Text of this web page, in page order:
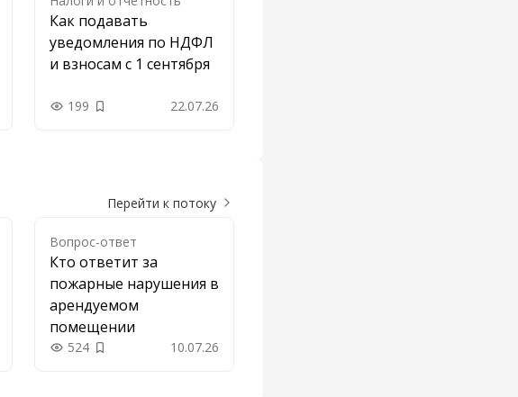
Как подавать
уведомления по НДФЛ
и взносам с 1 сентября
199 Добавить в закладки
22.07.26
Перейти к потоку
Вопрос-ответ
Кто ответит за
пожарные нарушения в
арендуемом
помещении
524 Добавить в закладки
10.07.26